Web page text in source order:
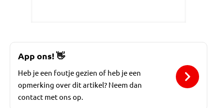
App ons!👋
Heb je een foutje gezien of heb je een
opmerking over dit artikel? Neem dan
contact met ons op.